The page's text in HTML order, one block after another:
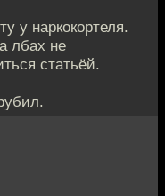
у наркокортеля.
лбах не
статьёй.